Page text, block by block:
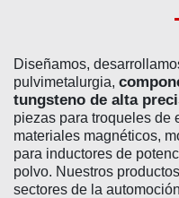
Diseñamos,
pulvimetalurgia,
tungsteno de alta
piezas para troqueles de
materiales magnéticos,
para inductores de
polvo. Nuestros
sectores de la